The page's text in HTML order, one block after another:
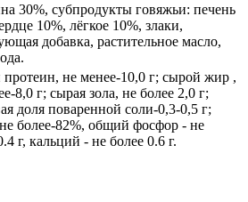
30%, субпродукты говяжьи: печень
10%, лёгкое 10%, злаки,
добавка, растительное масло,
не менее-10,0 г; сырой жир ,
8,0 г; сырая зола, не более 2,0 г;
доля поваренной соли-0,3-0,5 г;
более-82%, общий фосфор - не
г, кальций - не более 0.6 г.